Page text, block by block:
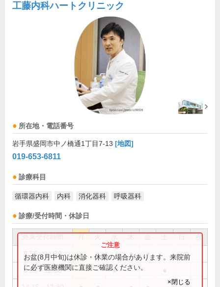
工藤内科ハートクリニック
所在地・電話番号
岩手県盛岡市中ノ橋通1丁目7-13 [地図]
019-653-6811
診療科目
循環器内科 内科 消化器科 呼吸器科
診療/受付時間・休診日
祝
8:55～11:30 ● ● ● ●
8:55～12:30 ●
お盆(8月中旬)は休診・休業の場合があります。来院前
に必ず医療機関に直接ご確認ください。
×閉じる